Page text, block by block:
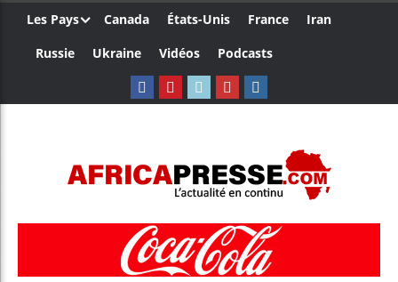
Les Pays Canada États-Unis France
Iran
Russie
Ukraine Vidéos Podcasts